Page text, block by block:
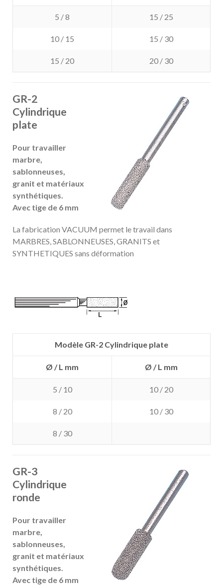
5 / 8 15 / 25
10 / 15 15 / 30
15 / 20 20 / 30
GR-2
Cylindrique
plate
Pour travailler
marbre,
sablonneuses,
granit et matériaux
synthétiques.
Avec tige de 6 mm
La fabrication VACUUM permet le travail dans
MARBRES, SABLONNEUSES, GRANITS et
SYNTHETIQUES sans déformation
Modèle GR-2 Cylindrique plate
Ø / L mm Ø / L mm
5 / 10 10 / 20
8 / 20 10 / 30
8 / 30
GR-3
Cylindrique
ronde
Pour travailler
marbre,
sablonneuses,
granit et matériaux
synthétiques.
Avec tige de 6 mm